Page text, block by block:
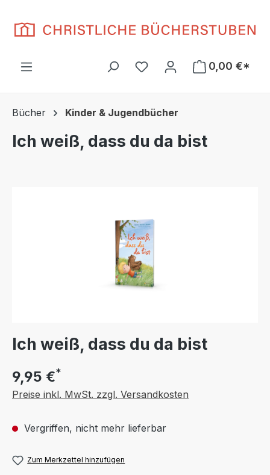
Du hast 0 Produkte auf
0,00 €*
Bücher Kinder & Jugendbücher
Ich weiß, dass du da bist
Ich weiß, dass du da bist
9,95 €*
Preise inkl. MwSt. zzgl. Versandkosten
Vergriffen, nicht mehr lieferbar
Zum Merkzettel hinzufügen